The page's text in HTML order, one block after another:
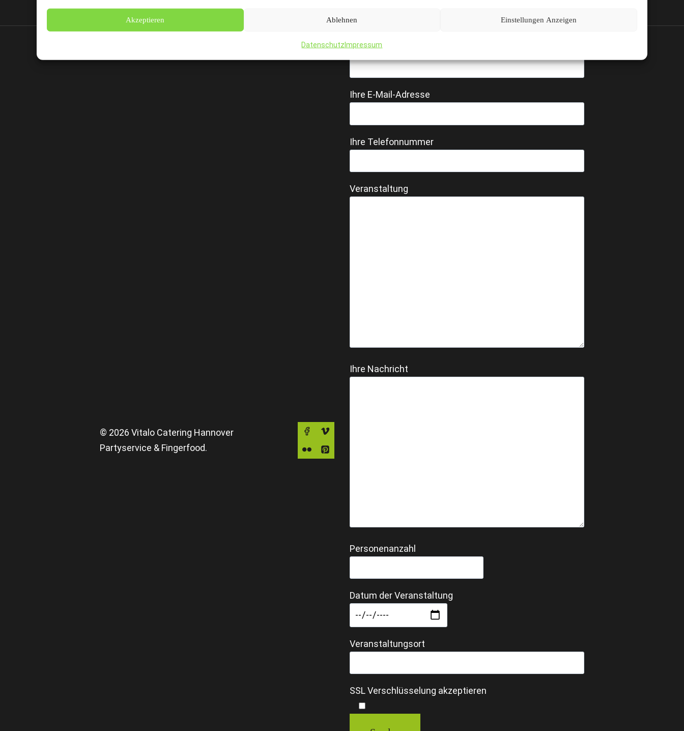
Akzeptieren Ablehnen Einstellungen Anzeigen
DatenschutzImpressum
© 2026 Vitalo Catering Hannover
Partyservice & Fingerfood.
Ihr Name
Ihre E-Mail-Adresse
Ihre Telefonnummer
Veranstaltung
Ihre Nachricht
Personenanzahl
Datum der Veranstaltung
Veranstaltungsort
SSL Verschlüsselung akzeptieren